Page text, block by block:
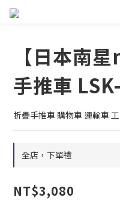
【日本南
手推車
折疊手推車 購物車 運輸車
全店，下單禮
NT$3,080